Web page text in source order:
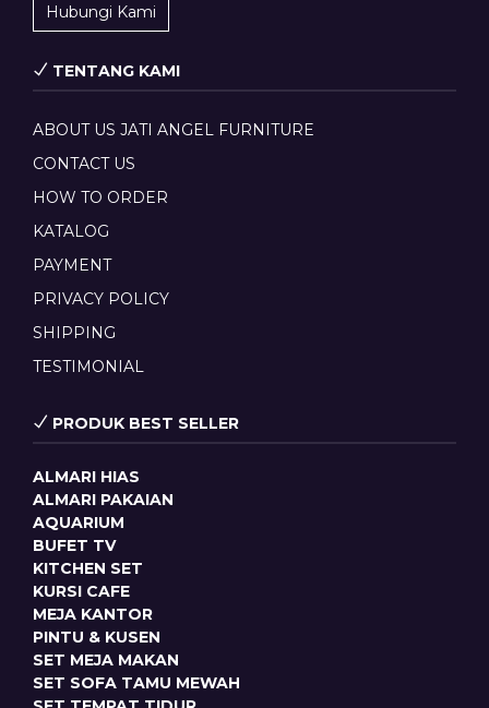
Hubungi Kami
TENTANG KAMI
ABOUT US JATI ANGEL FURNITURE
CONTACT US
HOW TO ORDER
KATALOG
PAYMENT
PRIVACY POLICY
SHIPPING
TESTIMONIAL
PRODUK BEST SELLER
ALMARI HIAS
ALMARI PAKAIAN
AQUARIUM
BUFET TV
KITCHEN SET
KURSI CAFE
MEJA KANTOR
PINTU & KUSEN
SET MEJA MAKAN
SET SOFA TAMU MEWAH